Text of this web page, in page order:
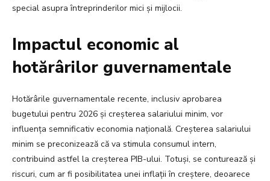
special asupra întreprinderilor mici și mijlocii.
Impactul economic al
hotărârilor guvernamentale
Hotărârile guvernamentale recente, inclusiv aprobarea
bugetului pentru 2026 și creșterea salariului minim, vor
influența semnificativ economia națională. Creșterea salariului
minim se preconizează că va stimula consumul intern,
contribuind astfel la creșterea PIB-ului. Totuși, se conturează și
riscuri, cum ar fi posibilitatea unei inflații în creștere, deoarece